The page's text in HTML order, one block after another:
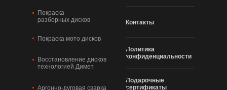
Покраска
разборных дисков
Покраска мото дисков
Восстановление дисков
технологией Димет
Аргонно-дуговая сварка
Контакты
Политика
конфиденциальности
Подарочные
сертификаты